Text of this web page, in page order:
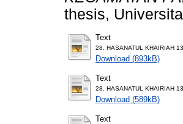
thesis,
Text
28. HASANATUL KHAIRIAH
Download (893kB)
Text
28. HASANATUL KHAIRIAH
Download (589kB)
Text